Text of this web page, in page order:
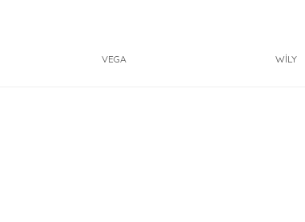
VEGA WİLY